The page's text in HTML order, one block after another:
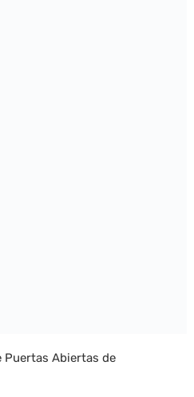
Puertas Abiertas de